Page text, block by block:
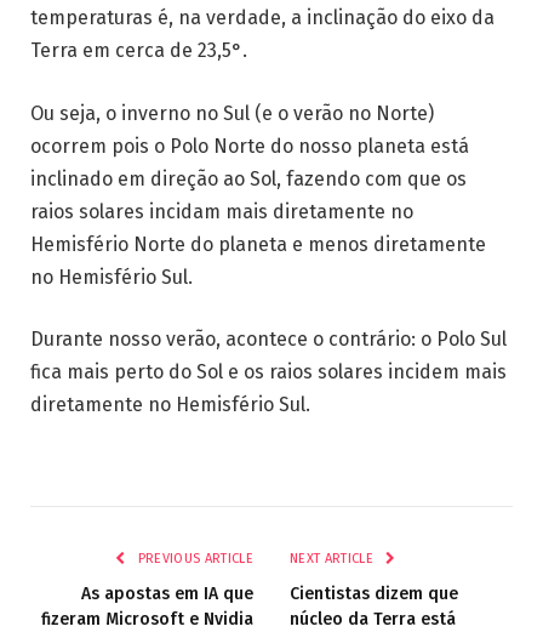
temperaturas é, na verdade, a inclinação do eixo da
Terra em cerca de 23,5°.
Ou seja, o inverno no Sul (e o verão no Norte)
ocorrem pois o Polo Norte do nosso planeta está
inclinado em direção ao Sol, fazendo com que os
raios solares incidam mais diretamente no
Hemisfério Norte do planeta e menos diretamente
no Hemisfério Sul.
Durante nosso verão, acontece o contrário: o Polo Sul
fica mais perto do Sol e os raios solares incidem mais
diretamente no Hemisfério Sul.
PREVIOUS ARTICLE
As apostas em IA que
fizeram Microsoft e Nvidia
NEXT ARTICLE
Cientistas dizem que
núcleo da Terra está